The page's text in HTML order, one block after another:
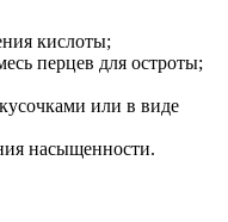
кислоты;
перцев для остроты;
или в виде
насыщенности.